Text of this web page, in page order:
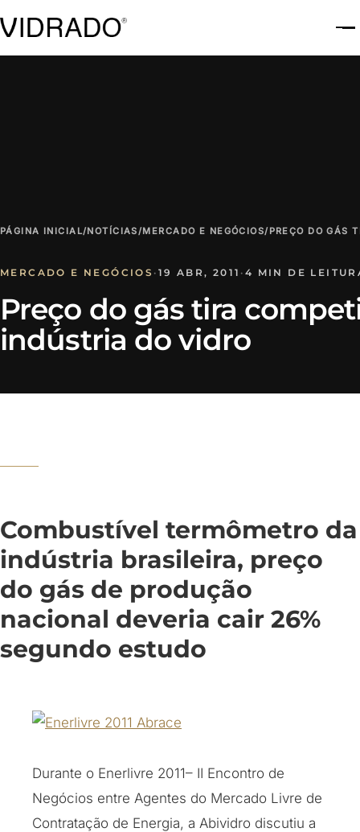
PÁGINA INICIAL/NOTÍCIAS/MERCADO E NEGÓCIOS/PREÇO DO GÁS
MERCADO E NEGÓCIOS · 19 ABR, 2011 · 4 MIN DE
Preço do gás tira
indústria do vidro
Combustível termômetro da
indústria brasileira, preço
do gás de produção
nacional deveria cair 26%
segundo estudo
Durante o Enerlivre 2011– II Encontro de
Negócios entre Agentes do Mercado Livre de
Contratação de Energia, a Abividro discutiu a